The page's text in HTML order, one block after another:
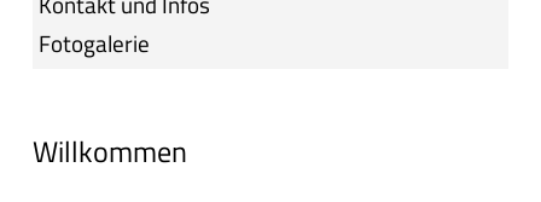
Fotogalerie
Willkommen